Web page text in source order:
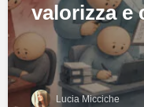
valorizza e
Lucia Micciche